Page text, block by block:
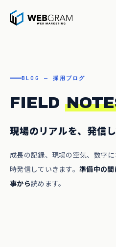
BLOG — 採用ブログ
FIELD
現場のリアルを、発信し
成長の記録、現場の空気、数字
時発信していきます。 準備中の
事から読めます。